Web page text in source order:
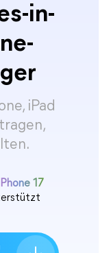
in-
iPad
17